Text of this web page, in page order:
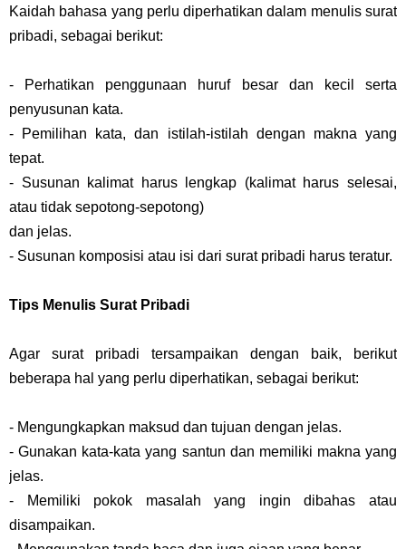
Kaidah bahasa yang perlu diperhatikan dalam menulis surat
pribadi, sebagai berikut:
- Perhatikan penggunaan huruf besar dan kecil serta
penyusunan kata.
- Pemilihan kata, dan istilah-istilah dengan makna yang
tepat.
- Susunan kalimat harus lengkap (kalimat harus selesai,
atau tidak sepotong-sepotong)
dan jelas.
- Susunan komposisi atau isi dari surat pribadi harus teratur.
Tips Menulis Surat Pribadi
Agar surat pribadi tersampaikan dengan baik, berikut
beberapa hal yang perlu diperhatikan, sebagai berikut:
- Mengungkapkan maksud dan tujuan dengan jelas.
- Gunakan kata-kata yang santun dan memiliki makna yang
jelas.
- Memiliki pokok masalah yang ingin dibahas atau
disampaikan.